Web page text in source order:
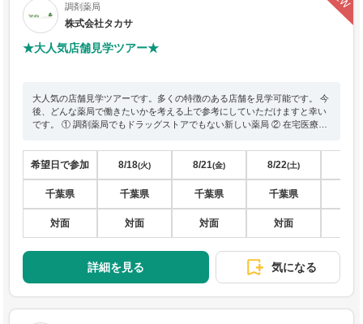
調剤薬局
株式会社タカサ
★大人気店舗見学ツアー★
大人気の店舗見学ツアーです。多くの特徴のある店舗を見学可能です。 今
後、どんな薬局で働きたいかを考える上で参考にしていただけますと幸い
です。 ① 調剤薬局でもドラッグストアでもない新しい薬局 ② 在宅医療に
見学中にご説明させていただきます。
希望日で参加
千葉県
対面
8/18(火)
千葉県
対面
8/21(金)
千葉県
対面
8/22(土)
千葉県
対面
詳細を見る 気になる